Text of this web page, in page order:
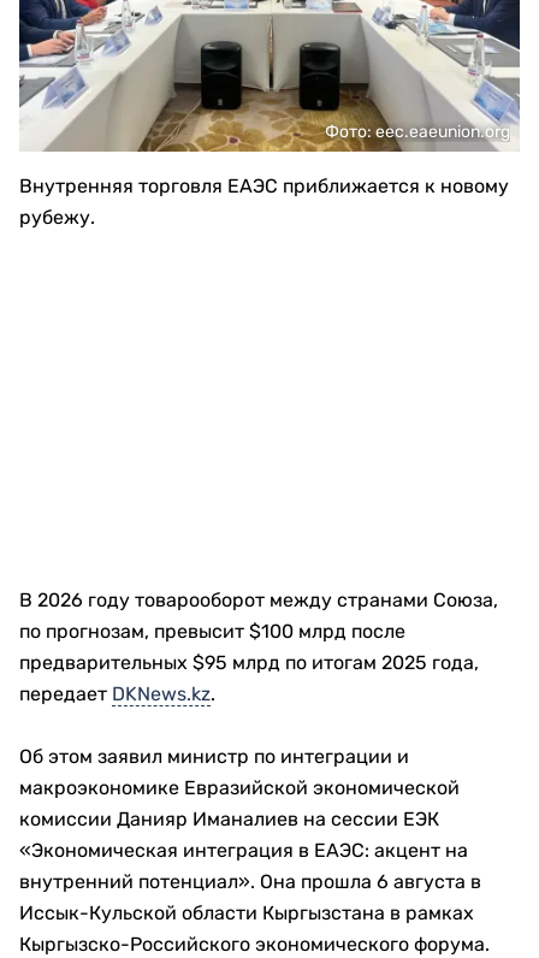
Фото: eec.eaeunion.org
Внутренняя торговля ЕАЭС приближается к новому
рубежу.
В 2026 году товарооборот между странами Союза,
по прогнозам, превысит $100 млрд после
предварительных $95 млрд по итогам 2025 года,
передает DKNews.kz.
Об этом заявил министр по интеграции и
макроэкономике Евразийской экономической
комиссии Данияр Иманалиев на сессии ЕЭК
«Экономическая интеграция в ЕАЭС: акцент на
внутренний потенциал». Она прошла 6 августа в
Иссык-Кульской области Кыргызстана в рамках
Кыргызско-Российского экономического форума.